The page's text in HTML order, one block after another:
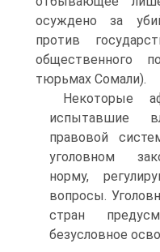
осуждено за
против
общественного
тюрьмах Сомали).
Некоторые
испытавшие
правовой
уголовном
норму,
вопросы.
стран
безусловное